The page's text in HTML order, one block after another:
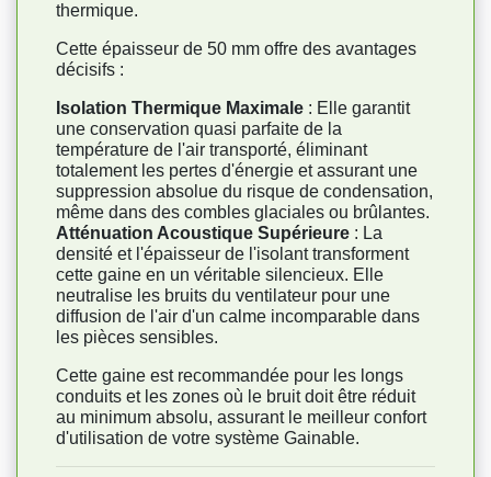
thermique.
Cette épaisseur de 50 mm offre des avantages
décisifs :
Isolation Thermique Maximale : Elle garantit
une conservation quasi parfaite de la
température de l'air transporté, éliminant
totalement les pertes d'énergie et assurant une
suppression absolue du risque de condensation,
même dans des combles glaciales ou brûlantes.
Atténuation Acoustique Supérieure : La
densité et l'épaisseur de l'isolant transforment
cette gaine en un véritable silencieux. Elle
neutralise les bruits du ventilateur pour une
diffusion de l'air d'un calme incomparable dans
les pièces sensibles.
Cette gaine est recommandée pour les longs
conduits et les zones où le bruit doit être réduit
au minimum absolu, assurant le meilleur confort
d'utilisation de votre système Gainable.